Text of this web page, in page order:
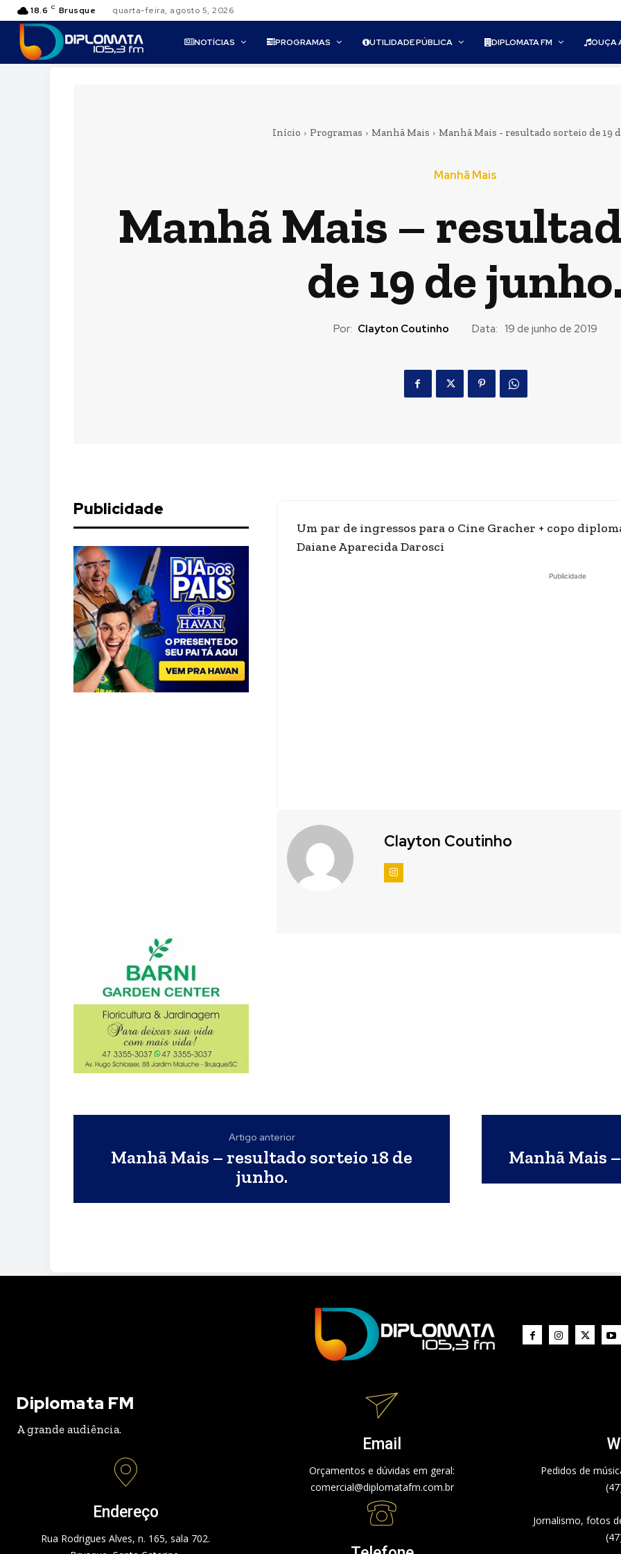
18.6 C Brusque quarta-feira, agosto 5, 2026
NOTÍCIAS PROGRAMAS UTILIDADE PÚBLICA DIPLOMATA FM OUÇA
Início Programas Manhã Mais Manhã Mais - resultado sorteio de 19
Manhã Mais
Manhã Mais –
de 19 de
Por: Clayton Coutinho Data: 19 de junho de 2019
Publicidade
Um par de ingressos para o Cine Gracher + copo
Daiane Aparecida Darosci
Publicidade
Clayton Coutinho
Artigo anterior
Manhã Mais – resultado sorteio 18 de
junho.
Manhã Mais
Diplomata FM
A grande audiência.
Endereço
Rua Rodrigues Alves, n. 165, sala 702.
Email
Orçamentos e dúvidas em geral:
comercial@diplomatafm.com.br
Pedidos de
Jornalismo, fotos